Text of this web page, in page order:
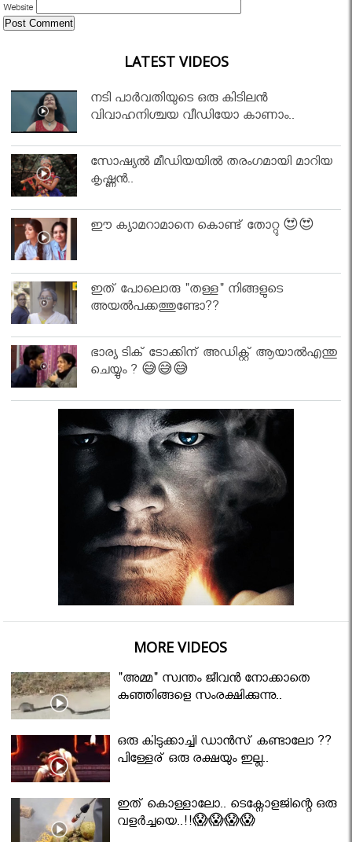
Website
LATEST VIDEOS
നടി പാർവതിയുടെ ഒരു കിടിലൻ
വിവാഹനിശ്ചയ വീഡിയോ കാണാം..
സോഷ്യൽ മീഡിയയിൽ തരംഗമായി മാറിയ
കൃഷ്ണൻ..
ഈ ക്യാമറാമാനെ കൊണ്ട് തോറ്റു 😍😍
ഇത് പോലൊരു "തള്ള" നിങ്ങളുടെ
അയല്‍പക്കത്തുണ്ടോ??
ഭാര്യ ടിക് ടോക്കിന് അഡിക്റ്റ് ആയാൽഎന്തു
ചെയ്യും ? 😅😅😅
MORE VIDEOS
"അമ്മ" സ്വന്തം ജീവൻ നോക്കാതെ
കുഞ്ഞിങ്ങളെ സംരക്ഷിക്കുന്നു..
ഒരു കിടുക്കാച്ചി ഡാൻസ് കണ്ടാലോ ??
പിള്ളേര് ഒരു രക്ഷയും ഇല്ല..
ഇത് കൊള്ളാലോ.. ടെക്നോളജിന്റെ ഒരു
വളർച്ചയെ..!!😱😱😱😱